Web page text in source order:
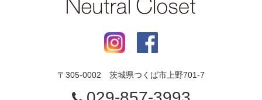
〒 305-0002 茨城県つくば市 上野701-7